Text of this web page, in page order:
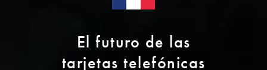
El futuro de las
tarjetas telefónicas